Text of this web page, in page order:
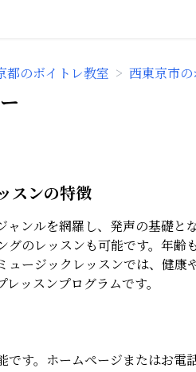
都のボイトレ教室 > 西東京市
スンの特徴
ンルを網羅し、発声の基礎と
のレッスンも可能です。年齢
ージックレッスンでは、健康
ッスンプログラムです。
す。ホームページまたはお電